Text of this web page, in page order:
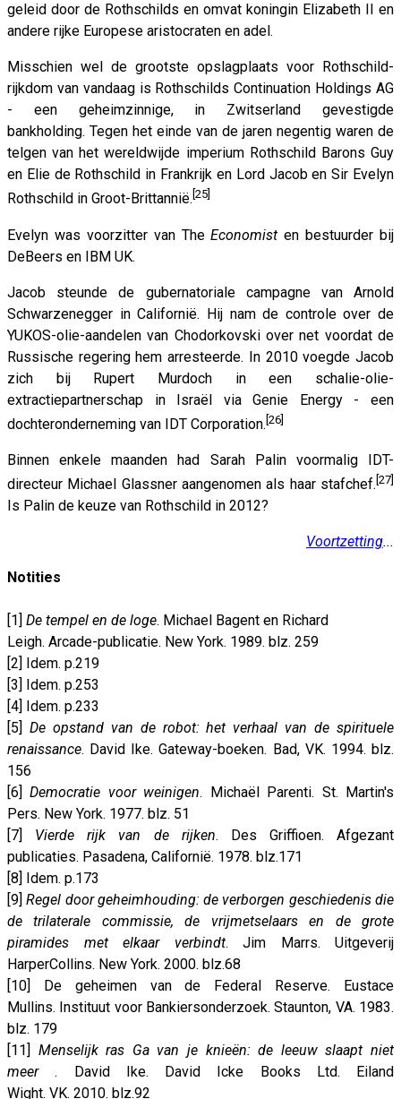
geleid door de Rothschilds en omvat koningin Elizabeth II en
andere rijke Europese aristocraten en adel.
Misschien wel de grootste opslagplaats voor Rothschild-
rijkdom van vandaag is Rothschilds Continuation Holdings AG
- een geheimzinnige, in Zwitserland gevestigde
bankholding. Tegen het einde van de jaren negentig waren de
telgen van het wereldwijde imperium Rothschild Barons Guy
en Elie de Rothschild in Frankrijk en Lord Jacob en Sir Evelyn
Rothschild in Groot-Brittannië. [25]
Evelyn was voorzitter van TheEconomist en bestuurder bij
DeBeers en IBM UK.
Jacob steunde de gubernatoriale campagne van Arnold
Schwarzenegger in Californië. Hij nam de controle over de
YUKOS-olie-aandelen van Chodorkovski over net voordat de
Russische regering hem arresteerde. In 2010 voegde Jacob
zich bij Rupert Murdoch in een schalie-olie-
extractiepartnerschap in Israël via Genie Energy - een
dochteronderneming van IDT Corporation. [26]
Binnen enkele maanden had Sarah Palin voormalig IDT-
directeur Michael Glassner aangenomen als haar stafchef. [27]
Is Palin de keuze van Rothschild in 2012?
Voortzetting...
Notities
[1] De tempel en de loge. Michael Bagent en Richard
Leigh. Arcade-publicatie. New York. 1989. blz. 259
[2] Idem. p.219
[3] Idem. p.253
[4] Idem. p.233
[5] De opstand van de robot: het verhaal van de spirituele
renaissance. David Ike. Gateway-boeken. Bad, VK. 1994. blz.
156
[6]Democratie voor weinigen. Michaël Parenti. St. Martin's
Pers. New York. 1977. blz. 51
[7] Vierde rijk van de rijken. Des Griffioen. Afgezant
publicaties. Pasadena, Californië. 1978. blz.171
[8] Idem. p.173
[9]Regel door geheimhouding: de verborgen geschiedenis die
de trilaterale commissie, de vrijmetselaars en de grote
piramides met elkaar verbindt. Jim Marrs. Uitgeverij
HarperCollins. New York. 2000. blz.68
[10] De geheimen van de Federal Reserve. Eustace
Mullins. Instituut voor Bankiersonderzoek. Staunton, VA. 1983.
blz. 179
[11] Menselijk ras Ga van je knieën: de leeuw slaapt niet
meer. David Ike. David Icke Books Ltd. Eiland
Wight. VK. 2010. blz.92